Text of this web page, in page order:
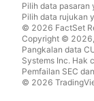
Pilih data pasaran
Pilih data rujukan
© 2026 FactSet
Copyright ©
Pangkalan data
Systems Inc. Hak
Pemfailan SEC
© 2026